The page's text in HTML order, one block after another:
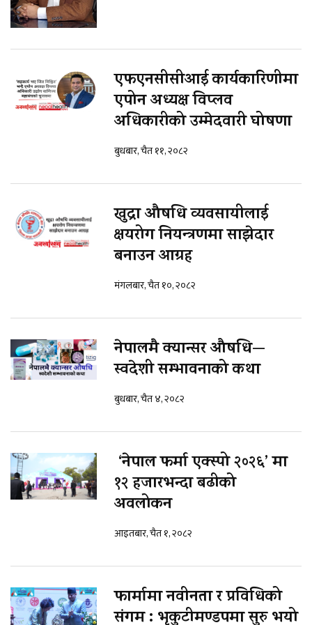
एफएनसीसीआई कार्यकारिणीमा
एपोन अध्यक्ष विप्लव
अधिकारीको उम्मेदवारी घोषणा
बुधबार, चैत ११, २०८२
खुद्रा औषधि व्यवसायीलाई
क्षयरोग नियन्त्रणमा साझेदार
बनाउन आग्रह
मंगलबार, चैत १०, २०८२
नेपालमै क्यान्सर औषधि—
स्वदेशी सम्भावनाको कथा
बुधबार, चैत ४, २०८२
‘नेपाल फर्मा एक्स्पो २०२६’ मा
१२ हजारभन्दा बढीको
अवलोकन
आइतबार, चैत १, २०८२
फार्मामा नवीनता र प्रविधिको
संगम : भृकुटीमण्डपमा सुरु भयो